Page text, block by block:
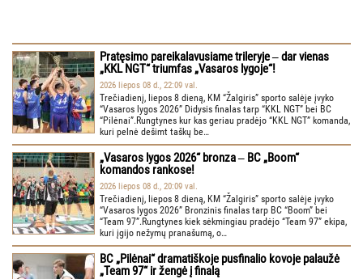
Pratęsimo pareikalavusiame trileryje ‒ dar vienas
„KKL NGT“ triumfas „Vasaros lygoje“!
2026 liepos 08 d., 22:09 val.
Trečiadienį, liepos 8 dieną, KM “Žalgiris” sporto salėje įvyko
“Vasaros lygos 2026” Didysis finalas tarp “KKL NGT” bei BC
“Pilėnai”.Rungtynes kur kas geriau pradėjo “KKL NGT” komanda,
kuri pelnė dešimt taškų be…
„Vasaros lygos 2026“ bronza ‒ BC „Boom“
komandos rankose!
2026 liepos 08 d., 20:09 val.
Trečiadienį, liepos 8 dieną, KM “Žalgiris” sporto salėje įvyko
“Vasaros lygos 2026” Bronzinis finalas tarp BC “Boom” bei
“Team 97”.Rungtynes kiek sėkmingiau pradėjo “Team 97” ekipa,
kuri įgijo nežymų pranašumą, o…
BC „Pilėnai“ dramatiškoje pusfinalio kovoje palaužė
„Team 97“ ir žengė į finalą